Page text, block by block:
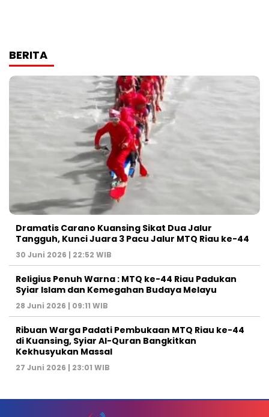
BERITA
Dramatis Carano Kuansing Sikat Dua Jalur
Tangguh, Kunci Juara 3 Pacu Jalur MTQ Riau ke-44
30 Juni 2026 | 22:52 WIB
Religius Penuh Warna : MTQ ke-44 Riau Padukan
Syiar Islam dan Kemegahan Budaya Melayu
28 Juni 2026 | 09:11 WIB
Ribuan Warga Padati Pembukaan MTQ Riau ke-44
di Kuansing, Syiar Al-Quran Bangkitkan
Kekhusyukan Massal
27 Juni 2026 | 23:01 WIB